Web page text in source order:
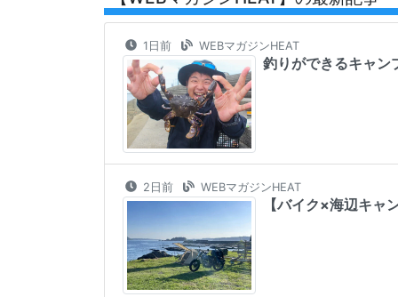
1日前 WEBマガジンHEAT
釣りができるキャン
2日前 WEBマガジンHEAT
【バイク×海辺キャ